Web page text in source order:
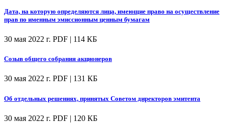
Дата, на которую определяются лица, имеющие право на осуществление
прав по именным эмиссионным ценным бумагам
30 мая 2022 г. PDF | 114 КБ
Созыв общего собрания акционеров
30 мая 2022 г. PDF | 131 КБ
Об отдельных решениях, принятых Советом директоров эмитента
30 мая 2022 г. PDF | 120 КБ